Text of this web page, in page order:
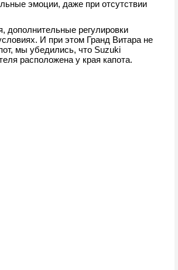
эмоции, даже при отсутствии
дополнительные регулировки
И при этом Гранд Витара не
мы убедились, что Suzuki
расположена у края капота.